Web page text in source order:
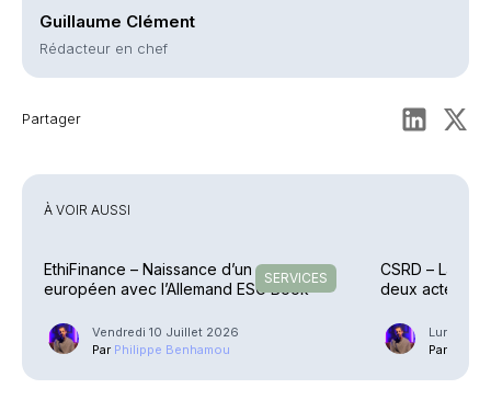
Guillaume Clément
Rédacteur en chef
Partager
À VOIR AUSSI
SERVICES
EthiFinance – Naissance d’un groupe
européen avec l’Allemand ESG Book
Vendredi 10 Juillet 2026
Par Philippe Benhamou
CSRD – La
deux actes
Lundi 6
Par